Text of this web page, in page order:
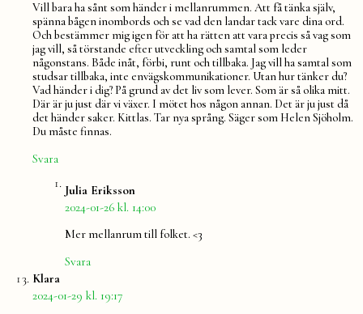
Vill bara ha sånt som händer i mellanrummen. Att få tänka själv,
spänna bågen inombords och se vad den landar tack vare dina ord.
Och bestämmer mig igen för att ha rätten att vara precis så vag som
jag vill, så törstande efter utveckling och samtal som leder
någonstans. Både inåt, förbi, runt och tillbaka. Jag vill ha samtal som
studsar tillbaka, inte envägskommunikationer. Utan hur tänker du?
Vad händer i dig? På grund av det liv som lever. Som är så olika mitt.
Där är ju just där vi växer. I mötet hos någon annan. Det är ju just då
det händer saker. Kittlas. Tar nya språng. Säger som Helen Sjöholm.
Du måste finnas.
Svara
Julia Eriksson
2024-01-26 kl. 14:00
Mer mellanrum till folket. <3
Svara
Klara
2024-01-29 kl. 19:17